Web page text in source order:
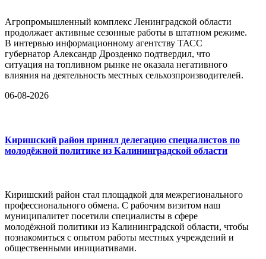
Агропромышленный комплекс Ленинградской области
продолжает активные сезонные работы в штатном режиме.
В интервью информационному агентству ТАСС
губернатор Александр Дрозденко подтвердил, что
ситуация на топливном рынке не оказала негативного
влияния на деятельность местных сельхозпроизводителей.
06-08-2026
Киришский район принял делегацию специалистов по
молодёжной политике из Калининградской области
Киришский район стал площадкой для межрегионального
профессионального обмена. С рабочим визитом наш
муниципалитет посетили специалисты в сфере
молодёжной политики из Калининградской области, чтобы
познакомиться с опытом работы местных учреждений и
общественными инициативами.